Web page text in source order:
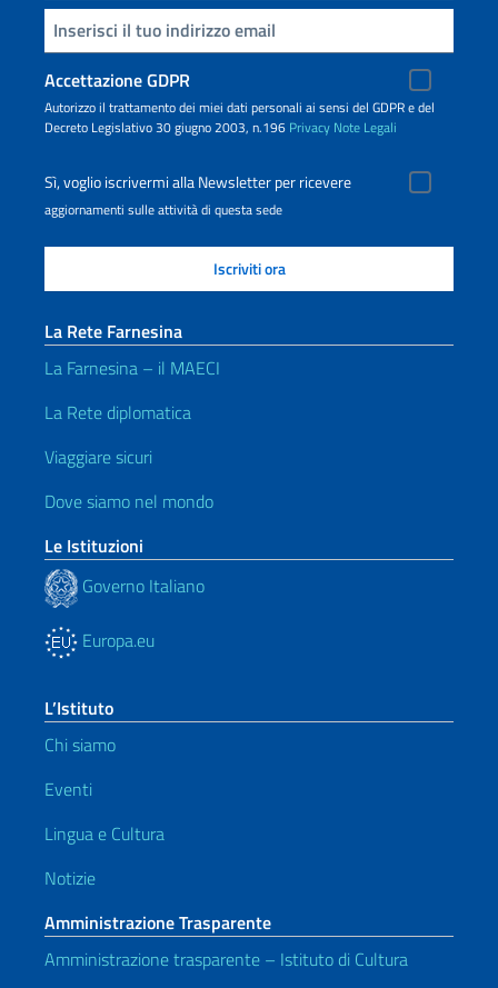
Inserisci la tua email
Accettazione GDPR
Autorizzo il trattamento dei miei dati personali ai sensi del GDPR e del
Decreto Legislativo 30 giugno 2003, n.196 Privacy Note Legali
Sì, voglio iscrivermi alla Newsletter per ricevere
aggiornamenti sulle attività di questa sede
La Rete Farnesina
La Farnesina – il MAECI
La Rete diplomatica
Viaggiare sicuri
Dove siamo nel mondo
Le Istituzioni
Governo Italiano
Europa.eu
L’Istituto
Chi siamo
Eventi
Lingua e Cultura
Notizie
Amministrazione Trasparente
Amministrazione trasparente – Istituto di Cultura